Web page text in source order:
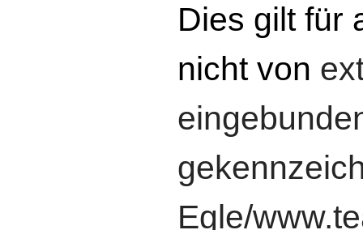
Dies gilt für
nicht von
Egle/